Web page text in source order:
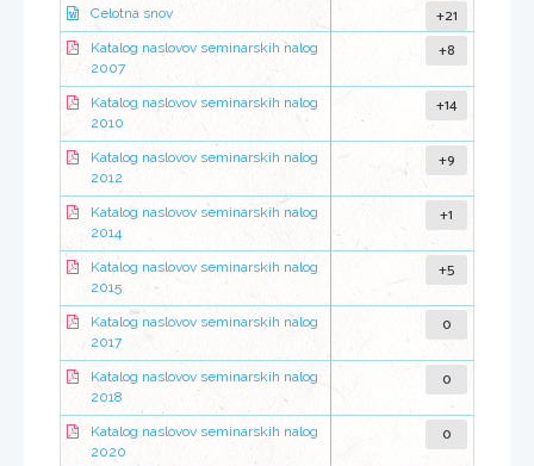
Celotna snov +21
Katalog naslovov seminarskih nalog
2007
+8
Katalog naslovov seminarskih nalog
2010
+14
Katalog naslovov seminarskih nalog
2012
+9
Katalog naslovov seminarskih nalog
2014
+1
Katalog naslovov seminarskih nalog
2015
+5
Katalog naslovov seminarskih nalog
2017
0
Katalog naslovov seminarskih nalog
2018
0
Katalog naslovov seminarskih nalog
2020
0